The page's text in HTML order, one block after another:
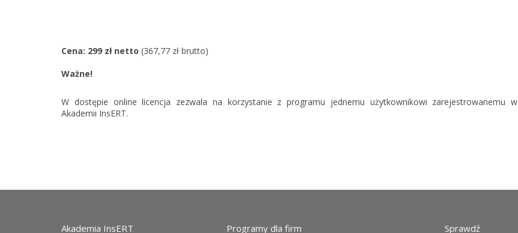
Cena: 299 zł netto (367,77 zł brutto)
Ważne!
W dostępie online licencja zezwala na korzystanie z programu jednemu użytkownikowi zarejestrowanemu w
Akademii InsERT.
Akademia InsERT Programy dla firm Sprawdź